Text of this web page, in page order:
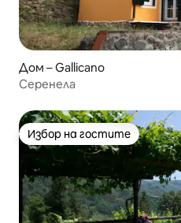
Дом – Gallicano
Серенела
Избор на гостите
Избор на гостите